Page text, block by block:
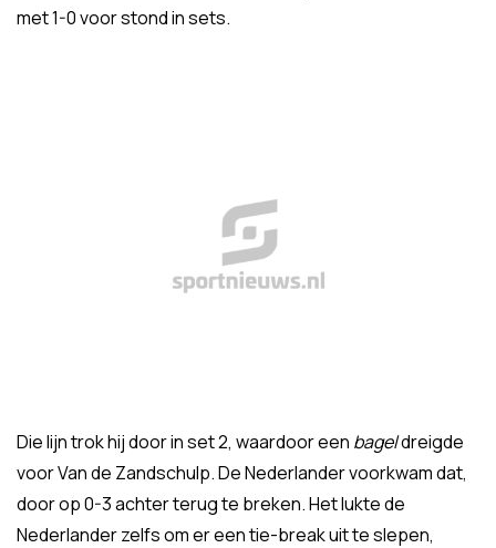
met 1-0 voor stond in sets.
Die lijn trok hij door in set 2, waardoor een bageldreigde
voor Van de Zandschulp. De Nederlander voorkwam dat,
door op 0-3 achter terug te breken. Het lukte de
Nederlander zelfs om er een tie-break uit te slepen,